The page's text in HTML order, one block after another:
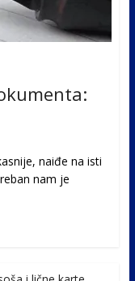
naiđe na isti
nam je